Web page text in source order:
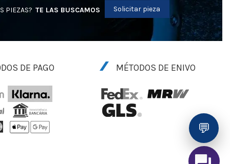
PIEZAS? TE LAS BUSCAMOS Solicitar pieza
DE PAGO MÉTODOS DE ENIVO
💬